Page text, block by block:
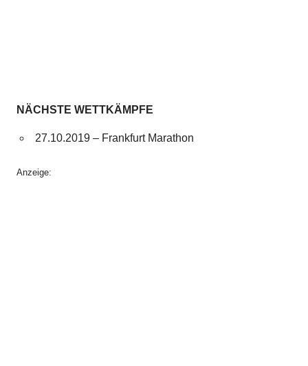
NÄCHSTE WETTKÄMPFE
27.10.2019 – Frankfurt Marathon
Anzeige: